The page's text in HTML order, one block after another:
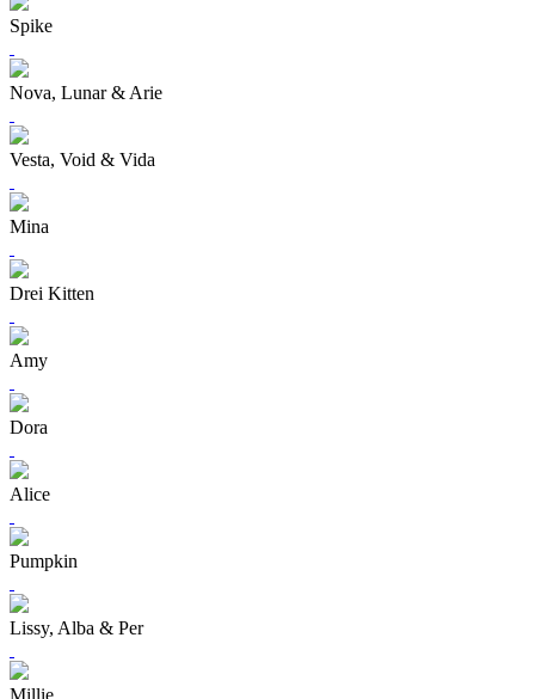
Spike
Nova, Lunar & Arie
Vesta, Void & Vida
Mina
Drei Kitten
Amy
Dora
Alice
Pumpkin
Lissy, Alba & Per